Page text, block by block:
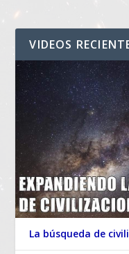
VIDEOS
La búsqueda de